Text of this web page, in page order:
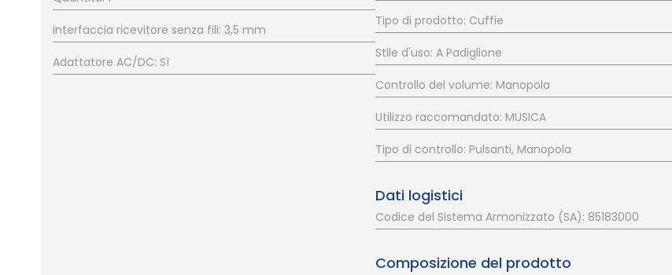
interfaccia ricevitore senza fili: 3,5 mm
Adattatore AC/DC: Sì
Tipo di prodotto: Cuffie
Stile d'uso: A Padiglione
Controllo del volume: Manopola
Utilizzo raccomandato: MUSICA
Tipo di controllo: Pulsanti, Manopola
Dati logistici
Codice del Sistema Armonizzato (SA): 85183000
Composizione del prodotto